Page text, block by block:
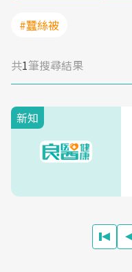
#蠶絲被
共1筆搜尋結果
新知